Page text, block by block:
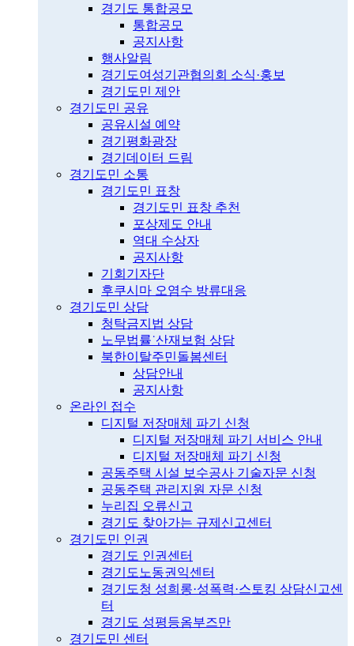
경기도 통합공모
통합공모
공지사항
행사알림
경기도여성기관협의회 소식·홍보
경기도민 제안
경기도민 공유
공유시설 예약
경기평화광장
경기데이터 드림
경기도민 소통
경기도민 표창
경기도민 표창 추천
포상제도 안내
역대 수상자
공지사항
기회기자단
후쿠시마 오염수 방류대응
경기도민 상담
청탁금지법 상담
노무법률˙산재보험 상담
북한이탈주민돌봄센터
상담안내
공지사항
온라인 접수
디지털 저장매체 파기 신청
디지털 저장매체 파기 서비스 안내
디지털 저장매체 파기 신청
공동주택 시설 보수공사 기술자문 신청
공동주택 관리지원 자문 신청
누리집 오류신고
경기도 찾아가는 규제신고센터
경기도민 인권
경기도 인권센터
경기도노동권익센터
경기도청 성희롱·성폭력·스토킹 상담신고센
터
경기도 성평등옴부즈만
경기도민 센터